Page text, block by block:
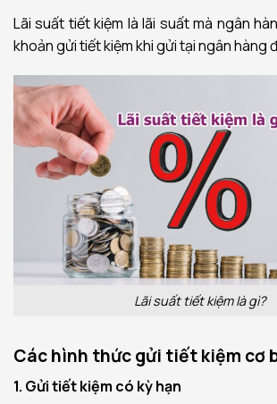
Lãi suất tiết kiệm là lãi suất mà ngân
khoản gửi tiết kiệm khi gửi tại ngân hàng
Lãi suất tiết kiệm là gì?
Các hình thức gửi tiết kiệm cơ
1. Gửi tiết kiệm có kỳ hạn